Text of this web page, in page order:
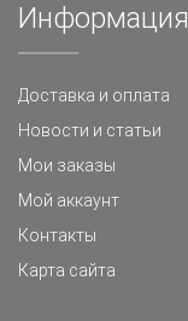
Информация
Доставка и оплата
Новости и статьи
Мои заказы
Мой аккаунт
Контакты
Карта сайта